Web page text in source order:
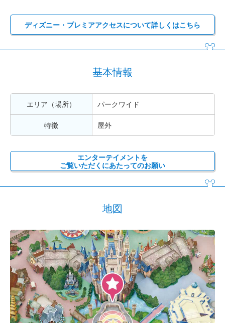
ディズニー・プレミアアクセスについて詳しくはこちら
基本情報
エリア（場所） パークワイド
特徴 屋外
エンターテイメントを
ご覧いただくにあたってのお願い
地図